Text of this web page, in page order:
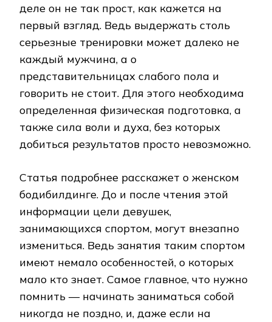
деле он не так прост, как кажется на
первый взгляд. Ведь выдержать столь
серьезные тренировки может далеко не
каждый мужчина, а о
представительницах слабого пола и
говорить не стоит. Для этого необходима
определенная физическая подготовка, а
также сила воли и духа, без которых
добиться результатов просто невозможно.
Статья подробнее расскажет о женском
бодибилдинге. До и после чтения этой
информации цели девушек,
занимающихся спортом, могут внезапно
измениться. Ведь занятия таким спортом
имеют немало особенностей, о которых
мало кто знает. Самое главное, что нужно
помнить — начинать заниматься собой
никогда не поздно, и, даже если на